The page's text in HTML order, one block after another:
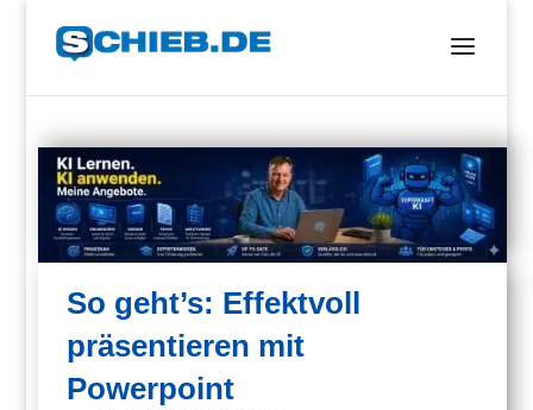
So geht’s: Effektvoll
präsentieren mit
Powerpoint